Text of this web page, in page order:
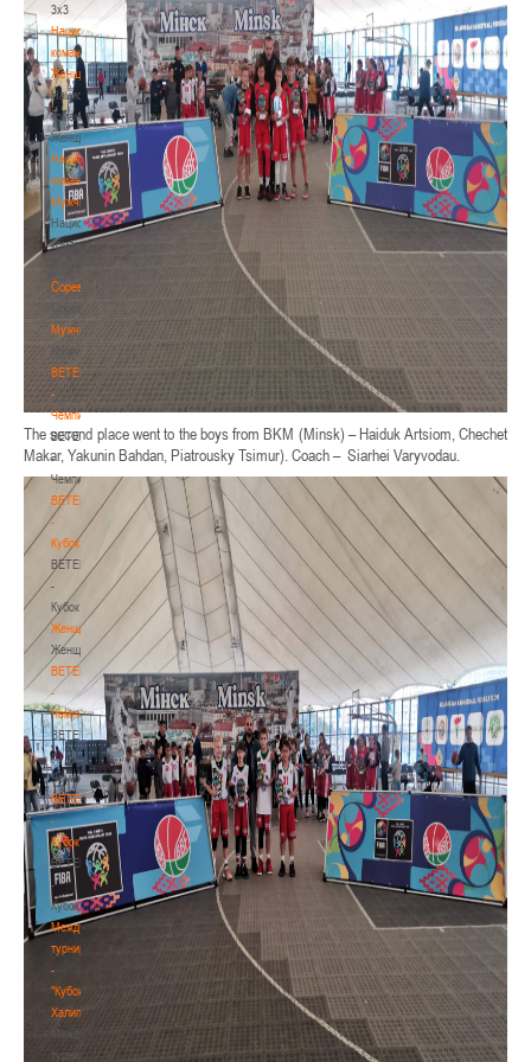
3х3
Национальная
команда.
Женщины
Национальная
команда.
Женщины
Национальная
команда.
Мужчины
Национальная
команда.
Соревнования
Соревнования
Мужчины
Мужчины
BETERA
-
Чемпионат
BETERA
-
Чемпионат
BETERA
-
Кубок
BETERA
-
Кубок
Женщины
Женщины
BETERA
-
Чемпионат
BETERA
-
Чемпионат
BETERA
-
Кубок
BETERA
-
Кубок
Международный
турнир
-
"Кубок
Халипского"
Международный
турнир
The second place went to the boys from BKM (Minsk) – Haiduk Artsiom, Chechet
Makar, Yakunin Bahdan, Piatrousky Tsimur). Coach – Siarhei Varyvodau.